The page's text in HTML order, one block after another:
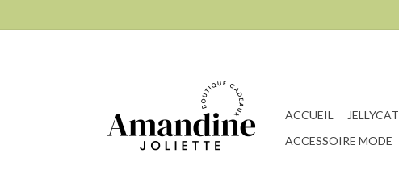
ACCUEIL JELLYCAT
ACCESSOIRE MODE